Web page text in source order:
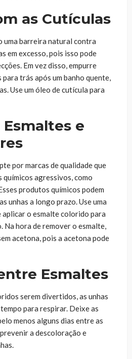
as Cutículas
uma barreira natural contra
em excesso, pois isso pode
Em vez disso, empurre
trás após um banho quente,
Use um óleo de cutícula para
Esmaltes e
por marcas de qualidade que
agressivos, como
produtos químicos podem
unhas a longo prazo. Use uma
o esmalte colorido para
Na hora de remover o esmalte,
acetona, pois a acetona pode
Esmaltes
serem divertidos, as unhas
para respirar. Deixe as
menos alguns dias entre as
a descoloração e